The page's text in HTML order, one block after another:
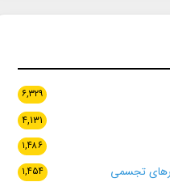
۶,۳۲۹
۴,۱۳۱
۱,۴۸۶
تجسمی ۱,۴۵۴